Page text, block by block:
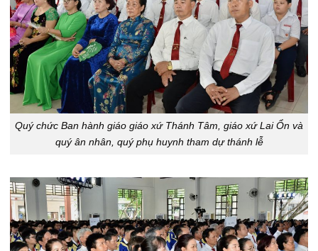
Quý chức Ban hành giáo giáo xứ Thánh Tâm, giáo xứ Lai Ổn và
quý ân nhân, quý phụ huynh tham dự thánh lễ